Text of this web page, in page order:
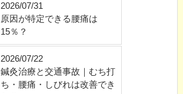
2026/07/31
原因が特定できる腰痛は
15％？
2026/07/22
鍼灸治療と交通事故｜むち打
ち・腰痛・しびれは改善でき